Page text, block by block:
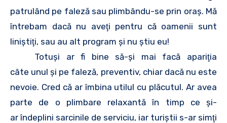
patrulând pe faleză sau plimbându-se prin oraş. Mă
întrebam dacă nu aveţi pentru că oamenii sunt
liniştiţi, sau au alt program şi nu ştiu eu!
Totuşi ar fi bine să-şi mai facă apariţia
câte unul şi pe faleză, preventiv, chiar dacă nu este
nevoie. Cred că ar îmbina utilul cu plăcutul. Ar avea
parte de o plimbare relaxantă în timp ce şi-
ar îndeplini sarcinile de serviciu, iar turiştii s-ar simţi